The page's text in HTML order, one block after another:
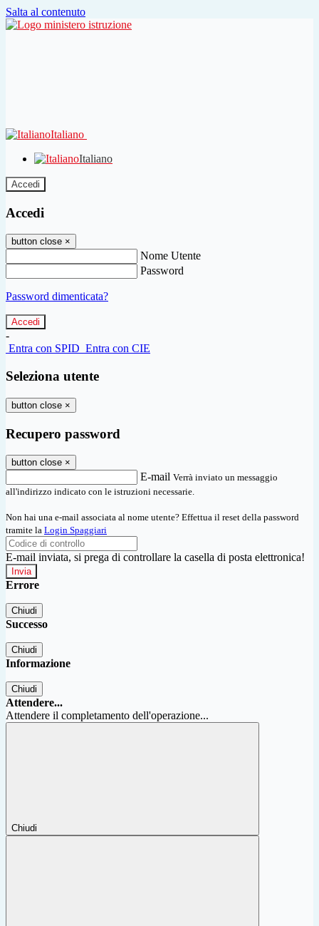
Salta al contenuto
Italiano
Italiano
Accedi
Accedi
button close ×
Nome Utente
Password
Password dimenticata?
-
Entra con SPID Entra con CIE
Seleziona utente
button close ×
Recupero password
button close ×
E-mail Verrà inviato un messaggio
all'indirizzo indicato con le istruzioni necessarie.
Non hai una e-mail associata al nome utente? Effettua il reset della password
tramite la Login Spaggiari
E-mail inviata, si prega di controllare la casella di posta elettronica!
Errore
Chiudi
Successo
Chiudi
Informazione
Chiudi
Attendere...
Attendere il completamento dell'operazione...
Chiudi